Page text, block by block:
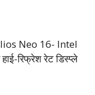
Neo 16- Intel
रिफ्रेश रेट डिस्प्ले